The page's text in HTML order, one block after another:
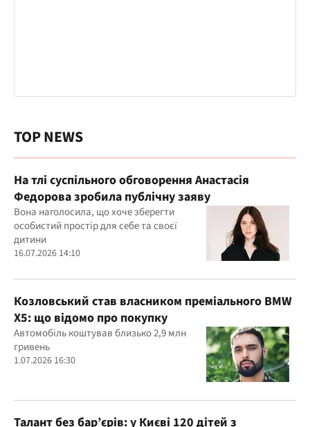
TOP NEWS
На тлі суспільного обговорення Анастасія
Федорова зробила публічну заяву
Вона наголосила, що хоче зберегти
особистий простір для себе та своєї
дитини
16.07.2026 14:10
Козловський став власником преміального BMW
X5: що відомо про покупку
Автомобіль коштував близько 2,9 млн
гривень
1.07.2026 16:30
Талант без бар’єрів: у Києві 120 дітей з